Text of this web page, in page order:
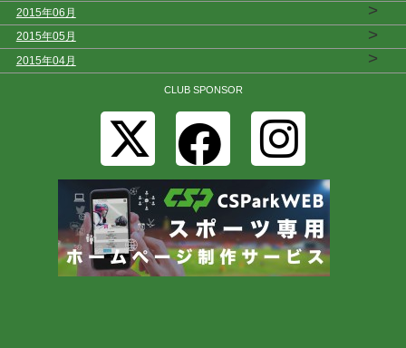
2015年06月 >
2015年05月 >
2015年04月 >
CLUB SPONSOR